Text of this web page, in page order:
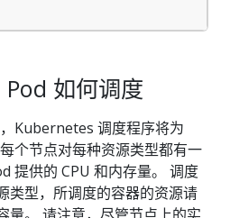
如何调度
Kubernetes 调度程序将为
个节点对每种资源类型都有一
提供的 CPU 和内存量。 调度
类型，所调度的容器的资源请